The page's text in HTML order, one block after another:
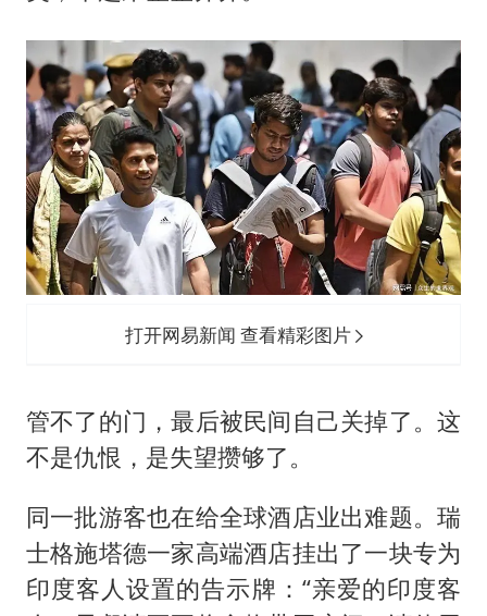
打开网易新闻 查看精彩图片
管不了的门，最后被民间自己关掉了。这
不是仇恨，是失望攒够了。
同一批游客也在给全球酒店业出难题。瑞
士格施塔德一家高端酒店挂出了一块专为
印度客人设置的告示牌：“亲爱的印度客